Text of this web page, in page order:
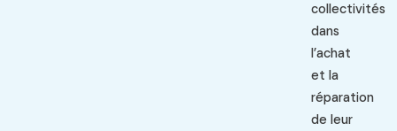
collectivités
dans
l’achat
et la
réparation
de leur